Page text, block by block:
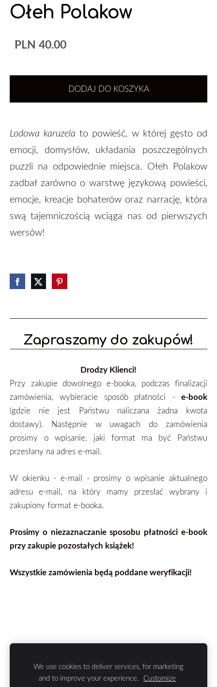
Zapraszamy do zakupów!
Drodzy Klienci!
Przy zakupie dowolnego e-booka, podczas finalizacji
zamówienia, wybieracie sposób płatności - e-book
(gdzie nie jest Państwu naliczana żadna kwota
dostawy). Następnie w uwagach do zamówienia
prosimy o wpisanie, jaki format ma być Państwu
przesłany na adres e-mail.
W okienku - e-mail - prosimy o wpisanie aktualnego
adresu e-mail, na który mamy przesłać wybrany i
zakupiony format e-booka.
Prosimy o niezaznaczanie sposobu płatności e-book
przy zakupie pozostałych książek!
Wszystkie zamówienia będą poddane weryfikacji!
Ołeh Polakow
PLN 40.00
DODAJ DO KOSZYKA
Lodowa karuzela to powieść, w której gęsto od
emocji, domysłów, układania poszczególnych
puzzli na odpowiednie miejsca. Ołeh Polakow
zadbał zarówno o warstwę językową powieści,
emocje, kreacje bohaterów oraz narrację, która
swą tajemniczością wciąga nas od pierwszych
wersów!
Pliki cookie
We use cookies to deliver services, for marketing
and to improve your experience. Customize